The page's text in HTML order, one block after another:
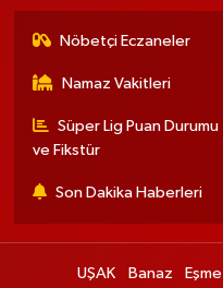
Nöbetçi Eczaneler
Namaz Vakitleri
Süper Lig Puan Durumu
ve Fikstür
Son Dakika Haberleri
UŞAK Banaz Eşme